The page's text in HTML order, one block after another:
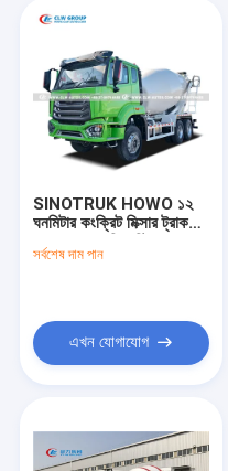
SINOTRUK HOWO ১২
ঘনমিটার কংক্রিট মিক্সার ট্রাক
সহ
সর্বশেষ দাম পান
এখন যোগাযোগ